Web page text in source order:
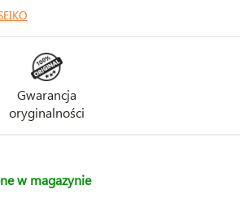
Gwarancja
oryginalności
w magazynie